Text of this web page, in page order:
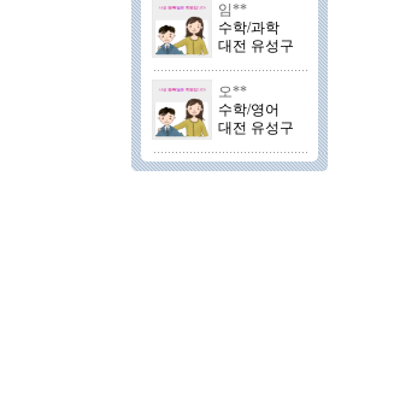
임**
수학/과학
대전 유성구
오**
수학/영어
대전 유성구